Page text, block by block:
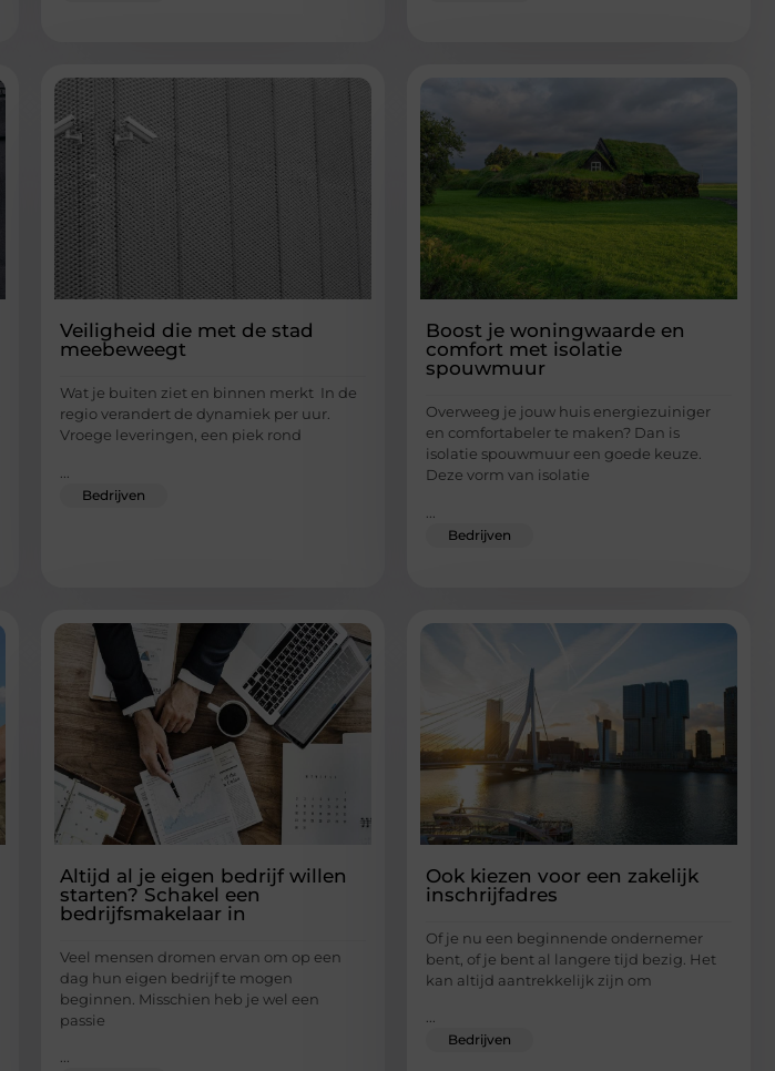
Veiligheid die met de stad
meebeweegt
Wat je buiten ziet en binnen merkt In de
regio verandert de dynamiek per uur.
Vroege leveringen, een piek rond
Bedrijven
Boost je woningwaarde en
comfort met isolatie
spouwmuur
Overweeg je jouw huis energiezuiniger
en comfortabeler te maken? Dan is
isolatie spouwmuur een goede keuze.
Deze vorm van isolatie
Bedrijven
Altijd al je eigen bedrijf willen
starten? Schakel een
bedrijfsmakelaar in
Veel mensen dromen ervan om op een
dag hun eigen bedrijf te mogen
beginnen. Misschien heb je wel een
passie
Ook kiezen voor een zakelijk
inschrijfadres
Of je nu een beginnende ondernemer
bent, of je bent al langere tijd bezig. Het
kan altijd aantrekkelijk zijn om
Bedrijven